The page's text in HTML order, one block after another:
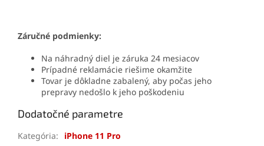
Záručné podmienky:
Na náhradný diel je záruka 24 mesiacov
Prípadné reklamácie riešime okamžite
Tovar je dôkladne zabalený, aby počas jeho
prepravy nedošlo k jeho poškodeniu
Dodatočné parametre
Kategória:
iPhone 11 Pro